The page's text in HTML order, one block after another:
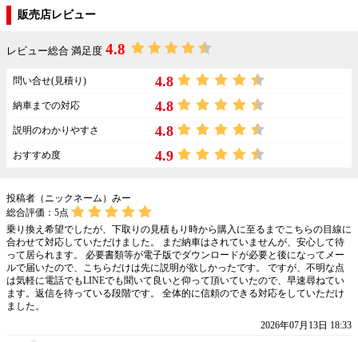
販売店レビュー
レビュー総合 満足度 4.8
問い合せ(見積り) 4.8
納車までの対応 4.8
説明のわかりやすさ 4.8
おすすめ度 4.9
投稿者（ニックネーム）みー
総合評価： 5点
乗り換え希望でしたが、下取りの見積もり時から購入に至るまでこちらの目線に
合わせて対応していただけました。 まだ納車はされていませんが、安心して待
って居られます。 必要書類等が電子版でダウンロードが必要と後になってメー
ルで届いたので、こちらだけは先に説明が欲しかったです。 ですが、不明な点
は気軽に電話でもLINEでも聞いて良いと仰って頂いていたので、早速尋ねてい
ます。返信を待っている段階です。 全体的に信頼のできる対応をしていただけ
ました。
2026年07月13日 18:33